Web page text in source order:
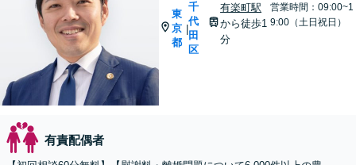
東
京
都
|
千
代
田
区
有楽町駅
から徒歩1
分
営業時間：09:00~1
9:00（土日祝日）
有責配偶者